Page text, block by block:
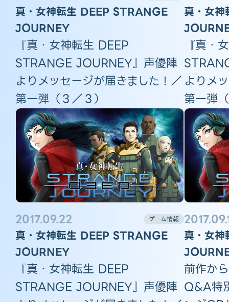
真・女神転生 DEEP STRANGE
JOURNEY
『真・女神転生 DEEP
STRANGE JOURNEY』声優陣
よりメッセージが届きました！／
第一弾（３／３）
真・女
『真・
よりメ
第一弾
2017.09.22 ゲーム情報
真・女神転生 DEEP STRANGE
JOURNEY
『真・女神転生 DEEP
STRANGE JOURNEY』声優陣
真・女
前作か
Q&A特